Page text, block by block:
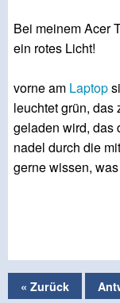
Bei meinem Acer
ein rotes Licht!
vorne am Laptop
leuchtet grün, das
geladen wird, das
nadel durch die
gerne wissen,
« Zurück